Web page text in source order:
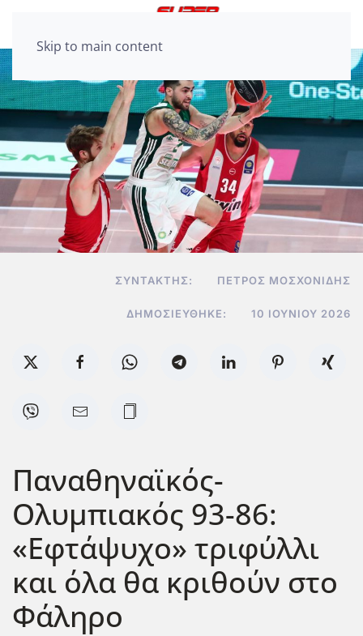
Skip to main content
ΣΥΝΤΆΚΤΗΣ: ΠΈΤΡΟΣ ΜΟΣΧΟΝΊΔΗΣ
ΔΗΜΟΣΙΕΎΘΗΚΕ: 10 ΙΟΥΝΊΟΥ 2026
Παναθηναϊκός-
Ολυμπιακός 93-86:
«Εφτάψυχο» τριφύλλι
και όλα θα κριθούν στο
Φάληρο